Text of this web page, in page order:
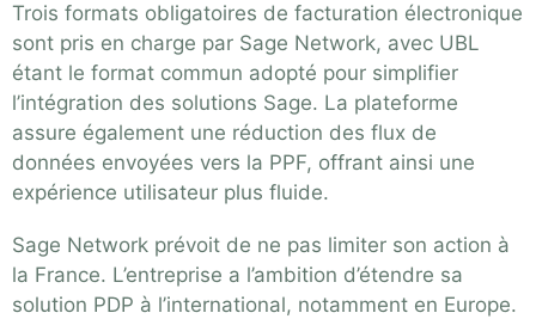
Trois formats obligatoires de facturation électronique
sont pris en charge par Sage Network, avec UBL
étant le format commun adopté pour simplifier
l’intégration des solutions Sage. La plateforme
assure également une réduction des flux de
données envoyées vers la PPF, offrant ainsi une
expérience utilisateur plus fluide.
Sage Network prévoit de ne pas limiter son action à
la France. L’entreprise a l’ambition d’étendre sa
solution PDP à l’international, notamment en Europe.